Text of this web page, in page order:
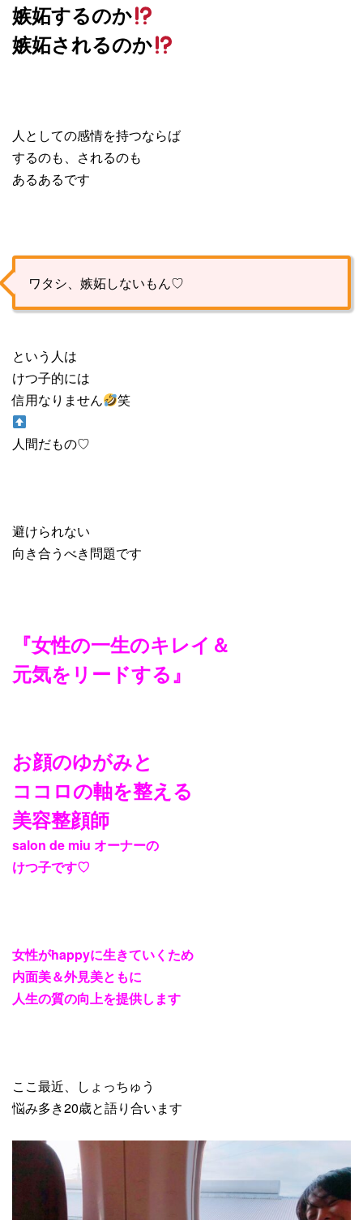
嫉妬するのか
嫉妬されるのか
人としての感情を持つならば
するのも、されるのも
あるあるです
ワタシ、嫉妬しないもん♡
という人は
けつ子的には
信用なりません
笑
人間だもの♡
避けられない
向き合うべき問題です
『女性の一生のキレイ＆
元気をリードする』
お顔のゆがみと
ココロの軸を整える
美容整顔師
salon de miu オーナーの
けつ子です♡
女性がhappyに生きていくため
内面美＆外見美ともに
人生の質の向上を提供します
ここ最近、しょっちゅう
悩み多き20歳と語り合います